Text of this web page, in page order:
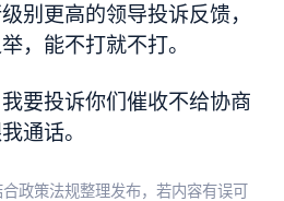
别更高的领导投诉反馈，
，能不打就不打。
要投诉你们催收不给协商
通话。
政策法规整理发布，若内容有误可